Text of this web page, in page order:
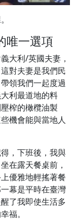
唯一選項
大利/英國夫妻，
對夫妻是我們民
領我們一起度過
利最道地的料
榨的橄欖油製
機會能與當地人
，下班後，我與
在露天餐桌前，
優雅地輕搖著餐
幕是平時在臺灣
了我即使生活多
福。